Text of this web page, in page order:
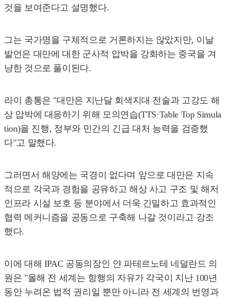
것을 보여준다고 설명했다.
그는 국가명을 구체적으로 거론하지는 않았지만, 이날
발언은 대만에 대한 군사적 압박을 강화하는 중국을 겨
냥한 것으로 풀이된다.
라이 총통은 "대만은 지난달 회색지대 전술과 고강도 해
상 압박에 대응하기 위해 모의연습(TTS·Table Top Simula
tion)을 진행, 정부와 민간의 긴급 대처 능력을 검증했
다"고 말했다.
그러면서 해양에는 국경이 없다며 앞으로 대만은 지속
적으로 각국과 경험을 공유하고 해상 사고 구조 및 해저
인프라 시설 보호 등 분야에서 더욱 긴밀하고 효과적인
협력 메커니즘을 공동으로 구축해 나갈 것이라고 강조
했다.
이에 대해 IPAC 공동의장인 얀 파테르노테 네덜란드 의
원은 "올해 전 세계는 항행의 자유가 각국이 지난 100년
동안 누려온 법적 권리일 뿐만 아니라 전 세계의 번영과